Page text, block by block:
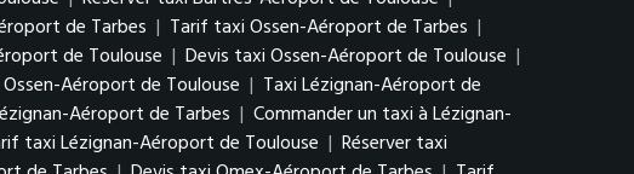
de Tarbes | Tarif taxi Ossen-Aéroport de Tarbes |
de Toulouse | Devis taxi Ossen-Aéroport de Toulouse |
Aéroport de Toulouse | Taxi Lézignan-Aéroport de
Aéroport de Tarbes | Commander un taxi à Lézignan-
taxi Lézignan-Aéroport de Toulouse | Réserver taxi